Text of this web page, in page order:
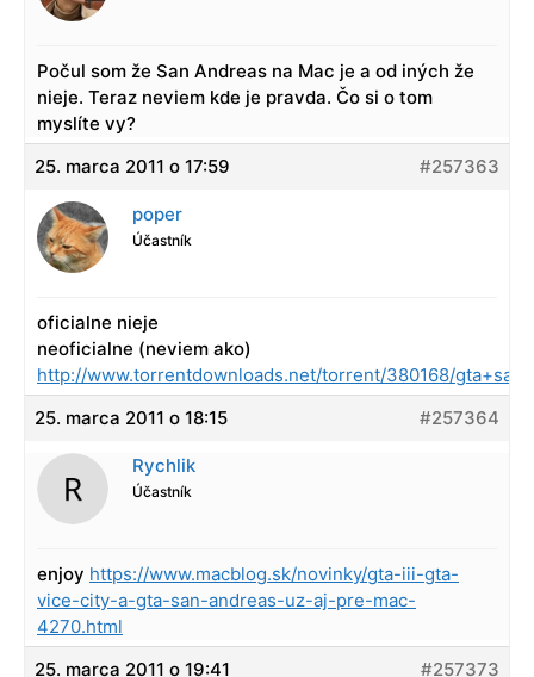
Počul som že San Andreas na Mac je a od iných že
nieje. Teraz neviem kde je pravda. Čo si o tom
myslíte vy?
25. marca 2011 o 17:59
#257363
poper
Účastník
oficialne nieje
neoficialne (neviem ako)
http://www.torrentdownloads.net/torrent/380168/
25. marca 2011 o 18:15
#257364
Rychlik
Účastník
enjoy https://www.macblog.sk/novinky/gta-iii-gta-
vice-city-a-gta-san-andreas-uz-aj-pre-mac-
4270.html
25. marca 2011 o 19:41
#257373